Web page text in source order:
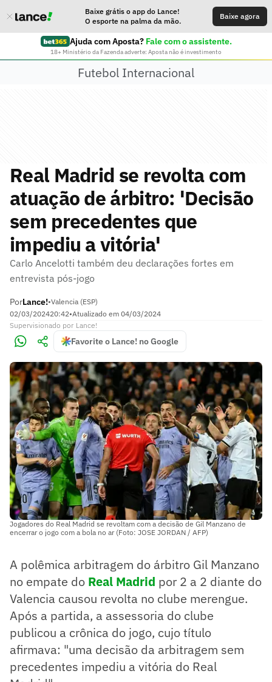
Baixe grátis o app do Lance!
O esporte na palma da mão.
Baixe agora
Ajuda com Aposta? Fale com o assistente.
18+ Ministério da Fazenda adverte: Aposta não é investimento
Futebol Internacional
Real Madrid se revolta com
atuação de árbitro: 'Decisão
sem precedentes que
impediu a vitória'
Carlo Ancelotti também deu declarações fortes em
entrevista pós-jogo
PorLance!•Valencia (ESP)
02/03/202420:42•Atualizado em 04/03/2024
Supervisionado por Lance!
Favorite o Lance! no Google
Jogadores do Real Madrid se revoltam com a decisão de Gil Manzano de
encerrar o jogo com a bola no ar (Foto: JOSE JORDAN / AFP)
A polêmica arbitragem do árbitro Gil Manzano
no empate do Real Madrid por 2 a 2 diante do
Valencia causou revolta no clube merengue.
Após a partida, a assessoria do clube
publicou a crônica do jogo, cujo título
afirmava: "uma decisão da arbitragem sem
precedentes impediu a vitória do Real